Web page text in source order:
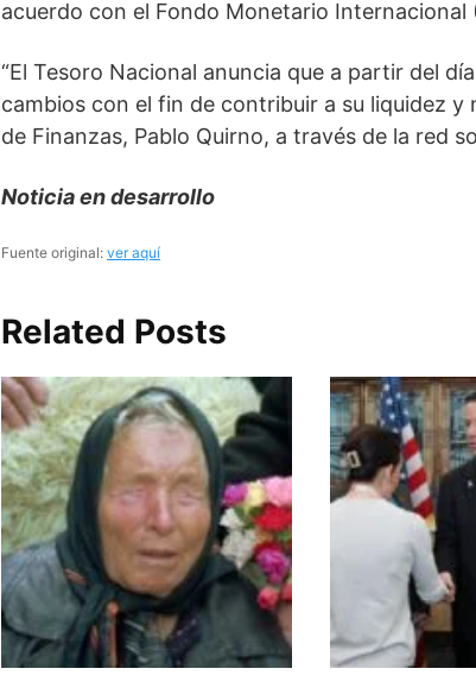
acuerdo con el Fondo Monetario Internacional
“El Tesoro Nacional anuncia que a partir del
cambios con el fin de contribuir a su liquidez
de Finanzas, Pablo Quirno, a través de la red
Noticia en desarrollo
Fuente original: ver aquí
Related Posts